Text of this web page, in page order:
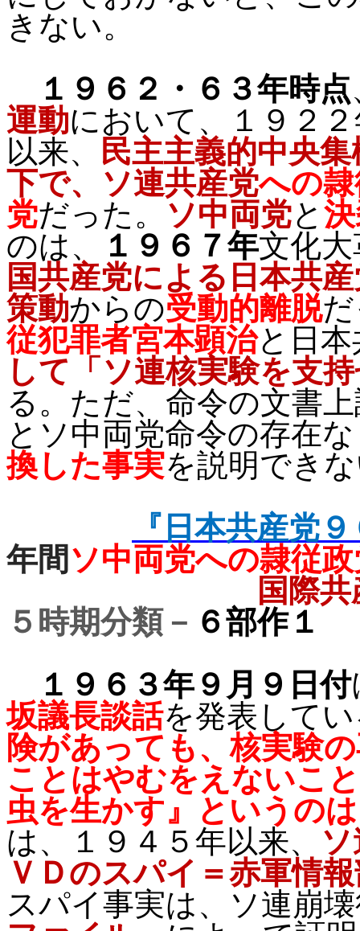
きない。
１９６２・６３年時点
運動において、１９２
以来、 民主主義的中央
下で、ソ連共産党への
党だった。 ソ中両党と
のは、
１９６７年文化
国共産党による日本共
策動からの受動的離脱
従犯罪者宮本顕治と日
して「ソ連核実験を支
る。ただ、命令の文書
とソ中両党命令の存在
換した事実を説明でき
『日本共産党
年間 ソ中両党への隷従
国際
５時期分類－ ６部作１
１９６３年 ９月９日付
坂議長談話を発表して
険があっても、核実験
ことはやむをえないこ
虫を生かす』というの
は、１９４５年以来、
ＶＤのスパイ＝赤軍情
スパイ事実は、ソ連崩